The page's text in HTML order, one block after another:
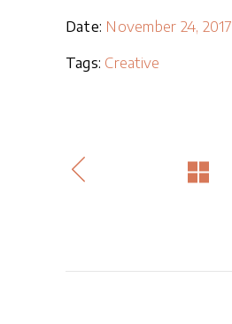
Date: November 24, 2017
Tags: Creative